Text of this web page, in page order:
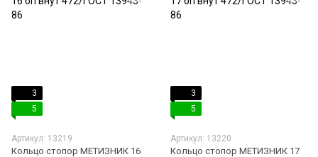
3
5
Артикул: 13219
Кольцо стопор МЕТИЗНИК 16
3
5
Артикул: 13220
Кольцо стопор МЕТИЗНИК 17